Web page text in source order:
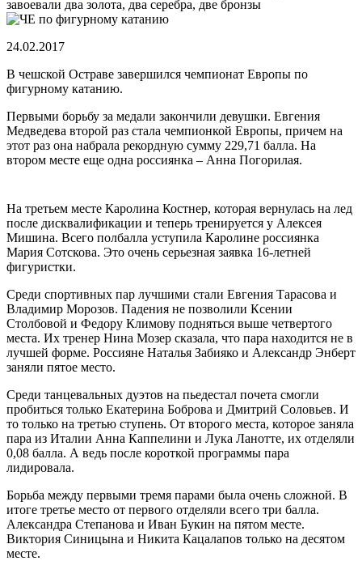
завоевали два золота, два серебра, две бронзы
24.02.2017
В чешской Остраве завершился чемпионат Европы по
фигурному катанию.
Первыми борьбу за медали закончили девушки. Евгения
Медведева второй раз стала чемпионкой Европы, причем на
этот раз она набрала рекордную сумму 229,71 балла. На
втором месте еще одна россиянка – Анна Погорилая.
На третьем месте Каролина Костнер, которая вернулась на лед
после дисквалификации и теперь тренируется у Алексея
Мишина. Всего полбалла уступила Каролине россиянка
Мария Сотскова. Это очень серьезная заявка 16-летней
фигуристки.
Среди спортивных пар лучшими стали Евгения Тарасова и
Владимир Морозов. Падения не позволили Ксении
Столбовой и Федору Климову подняться выше четвертого
места. Их тренер Нина Мозер сказала, что пара находится не в
лучшей форме. Россияне Наталья Забияко и Александр Энберт
заняли пятое место.
Среди танцевальных дуэтов на пьедестал почета смогли
пробиться только Екатерина Боброва и Дмитрий Соловьев. И
то только на третью ступень. От второго места, которое заняла
пара из Италии Анна Каппелини и Лука Ланотте, их отделяли
0,08 балла. А ведь после короткой программы пара
лидировала.
Борьба между первыми тремя парами была очень сложной. В
итоге третье место от первого отделяли всего три балла.
Александра Степанова и Иван Букин на пятом месте.
Виктория Синицына и Никита Кацалапов только на десятом
месте.